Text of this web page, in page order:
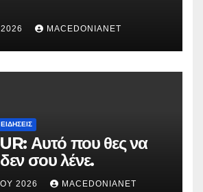
MACEDONIANET
ΕΙΔΉΣΕΙΣ
Αυτό που θες να
δεν σου λένε.
2026 MACEDONIANET